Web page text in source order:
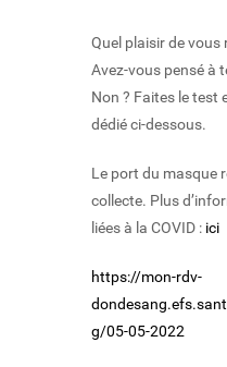
Quel plaisir de vous
Avez-vous pensé à
Non ? Faites le test
dédié ci-dessous.
Le port du masque
collecte. Plus
liées à la COVID : ici
https://mon-rdv-
g/05-05-2022